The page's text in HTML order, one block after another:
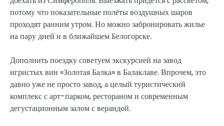
потому что показательные полёты воздушных шаров
проходят ранним утром. Но можно забронировать жилье
на пару дней и в ближайшем Белогорске.
Дополнить поездку советуем экскурсией на завод
игристых вин «Золотая Балка» в Балаклаве. Впрочем, это
давно уже не просто завод, а целый туристический
комплекс с арт-парком, рестораном и современным
дегустационным залом с верандой.